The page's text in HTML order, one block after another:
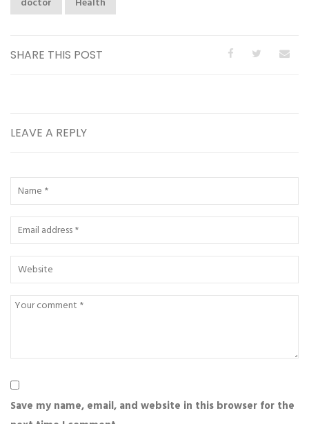
SHARE THIS POST
LEAVE A REPLY
Save my name, email, and website in this browser for the